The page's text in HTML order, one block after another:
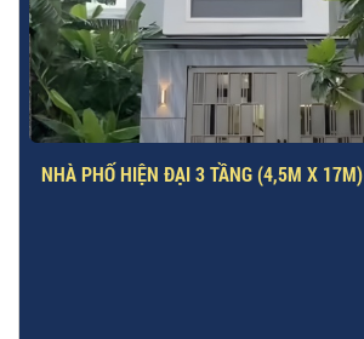
MẪU NHÀ 3,5 TẦNG VỚI DIỆN TÍCH 4X15M